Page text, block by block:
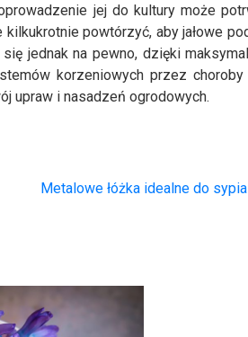
jej do kultury może
powtórzyć, aby jałowe
jednak na pewno, dzięki
korzeniowych przez
upraw i nasadzeń ogrodowych.
Metalowe łóżka idealne do